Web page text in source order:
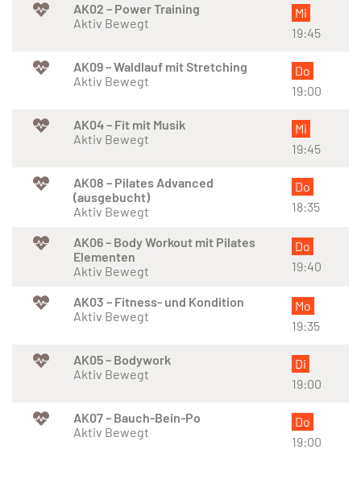
AK02 – Power Training
Aktiv Bewegt
Mi
19:45
AK09 – Waldlauf mit Stretching
Aktiv Bewegt
Do
19:00
AK04 – Fit mit Musik
Aktiv Bewegt
Mi
19:45
AK08 – Pilates Advanced
(ausgebucht)
Aktiv Bewegt
Do
18:35
AK06 – Body Workout mit Pilates
Elementen
Aktiv Bewegt
Do
19:40
AK03 – Fitness- und Kondition
Aktiv Bewegt
Mo
19:35
AK05 – Bodywork
Aktiv Bewegt
Di
19:00
AK07 – Bauch-Bein-Po
Aktiv Bewegt
Do
19:00